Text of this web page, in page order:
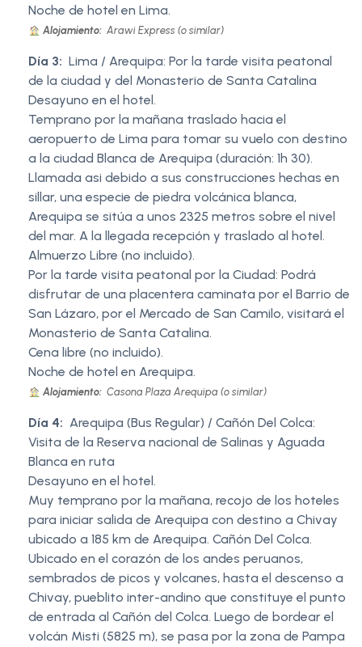
Noche de hotel en Lima.
Alojamiento: Arawi Express (o similar)
Día 3: Lima / Arequipa: Por la tarde visita peatonal
de la ciudad y del Monasterio de Santa Catalina
Desayuno en el hotel.
Temprano por la mañana traslado hacia el
aeropuerto de Lima para tomar su vuelo con destino
a la ciudad Blanca de Arequipa (duración: 1h 30).
Llamada asi debido a sus construcciones hechas en
sillar, una especie de piedra volcánica blanca,
Arequipa se sitúa a unos 2325 metros sobre el nivel
del mar. A la llegada recepción y traslado al hotel.
Almuerzo Libre (no incluido).
Por la tarde visita peatonal por la Ciudad: Podrá
disfrutar de una placentera caminata por el Barrio de
San Lázaro, por el Mercado de San Camilo, visitará el
Monasterio de Santa Catalina.
Cena libre (no incluido).
Noche de hotel en Arequipa.
Alojamiento: Casona Plaza Arequipa (o similar)
Día 4: Arequipa (Bus Regular) / Cañón Del Colca:
Visita de la Reserva nacional de Salinas y Aguada
Blanca en ruta
Desayuno en el hotel.
Muy temprano por la mañana, recojo de los hoteles
para iniciar salida de Arequipa con destino a Chivay
ubicado a 185 km de Arequipa. Cañón Del Colca.
Ubicado en el corazón de los andes peruanos,
sembrados de picos y volcanes, hasta el descenso a
Chivay, pueblito inter-andino que constituye el punto
de entrada al Cañón del Colca. Luego de bordear el
volcán Misti (5825 m), se pasa por la zona de Pampa